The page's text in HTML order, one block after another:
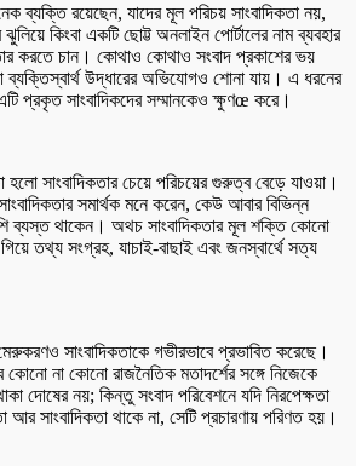
রয়েছেন, যাদের মূল পরিচয় সাংবাদিকতা নয়,
কিংবা একটি ছোট্ট অনলাইন পোর্টালের নাম ব্যবহার
করতে চান। কোথাও কোথাও সংবাদ প্রকাশের ভয়
ব্যক্তিস্বার্থ উদ্ধারের অভিযোগও শোনা যায়। এ ধরনের
প্রকৃত সাংবাদিকদের সম্মানকেও ক্ষুণœ করে।
সাংবাদিকতার চেয়ে পরিচয়ের গুরুত্ব বেড়ে যাওয়া।
সমার্থক মনে করেন, কেউ আবার বিভিন্ন
ব্যস্ত থাকেন। অথচ সাংবাদিকতার মূল শক্তি কোনো
তথ্য সংগ্রহ, যাচাই-বাছাই এবং জনস্বার্থে সত্য
সাংবাদিকতাকে গভীরভাবে প্রভাবিত করেছে।
কোনো না কোনো রাজনৈতিক মতাদর্শের সঙ্গে নিজেকে
দোষের নয়; কিন্তু সংবাদ পরিবেশনে যদি নিরপেক্ষতা
আর সাংবাদিকতা থাকে না, সেটি প্রচারণায় পরিণত হয়।